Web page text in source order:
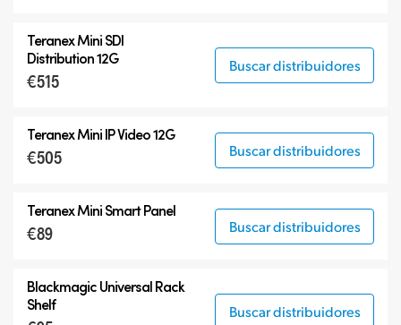
Teranex Mini SDI
Distribution 12G
€515
Buscar distribuidores
Teranex Mini IP Video 12G
€505 Buscar distribuidores
Teranex Mini Smart Panel
€89 Buscar distribuidores
Blackmagic Universal Rack
Shelf
Buscar distribuidores